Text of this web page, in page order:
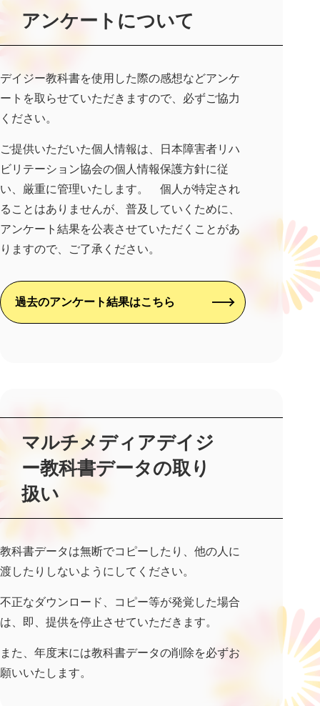
アンケートについて
デイジー教科書を使用した際の感想などアンケ
ートを取らせていただきますので、必ずご協力
ください。
ご提供いただいた個人情報は、日本障害者リハ
ビリテーション協会の個人情報保護方針に従
い、厳重に管理いたします。 個人が特定され
ることはありませんが、普及していくために、
アンケート結果を公表させていただくことがあ
りますので、ご了承ください。
過去のアンケート結果はこちら
マルチメディアデイジ
ー教科書データの取り
扱い
教科書データは無断でコピーしたり、他の人に
渡したりしないようにしてください。
不正なダウンロード、コピー等が発覚した場合
は、即、提供を停止させていただきます。
また、年度末には教科書データの削除を必ずお
願いいたします。